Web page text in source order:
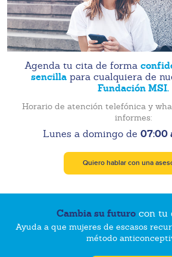
Agenda tu cita de forma
sencilla para cualquiera de
Fundación MSI.
Horario de atención telefónica y
informes:
Lunes a domingo de 07:00
Quiero hablar con una
Cambia su futurocon tu
Ayuda a que mujeres de escasos
método